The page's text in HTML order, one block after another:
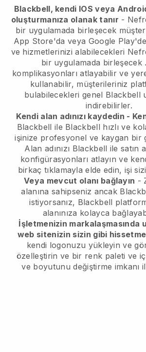
Blackbell, kendi IOS veya
oluşturmanıza olanak tanır -
bir uygulamada birleşecek
App Store'da veya Google
ve hizmetlerinizi alabilecekleri
bir uygulamada birleşecek.
komplikasyonları atlayabilir ve
kullanabilir, müşterileriniz
bulabilecekleri genel Blackbell
indirebilirler.
Kendi alan adınızı kaydedin -
Blackbell ile Blackbell hızlı ve
işinize profesyonel ve kaygan bir
Alan adınızı Blackbell ile satın
konfigürasyonları atlayın ve
birkaç tıklamayla elde edin, işi
Veya mevcut olanı bağlayın -
alanına sahipseniz ancak
istiyorsanız, Blackbell
alanınıza kolayca
İşletmenizin markalaşmasında
web sitenizin sizin gibi
kendi logonuzu yükleyin ve
özelleştirin ve bir renk paleti ve
ve boyutunu değiştirme imkanı